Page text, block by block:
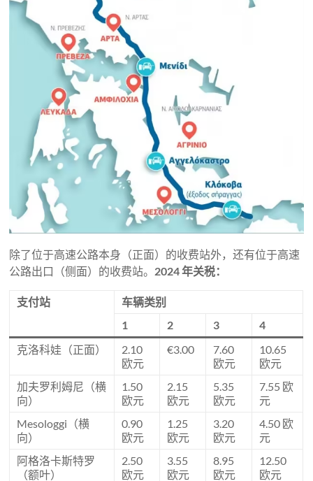
除了位于高速公路本身（正面）的收费站外，还有位于高速
公路出口（侧面）的收费站。 2024 年关税：
支付站
车辆类别
1
2 3
4
克洛科娃（正面）
2.10
欧元
€3.00
7.60
欧元
10.65
欧元
加夫罗利姆尼（横
向）
1.50
欧元
2.15
欧元
5.35
欧元
7.55 欧
元
Mesologgi（横
向）
0.90
欧元
1.25
欧元
3.20
欧元
4.50 欧
元
阿格洛卡斯特罗
（额叶）
2.50
欧元
3.55
欧元
8.95
欧元
12.50
欧元